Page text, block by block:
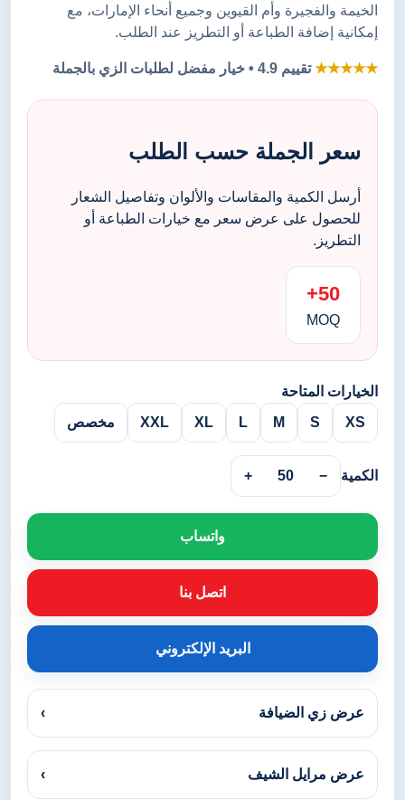
الخيمة والفجيرة وأم القيوين وجميع أنحاء الإمارات، مع
إمكانية إضافة الطباعة أو التطريز عند الطلب.
★★★★★تقييم 4.9 • خيار مفضل لطلبات الزي بالجملة
سعر الجملة حسب الطلب
أرسل الكمية والمقاسات والألوان وتفاصيل الشعار
للحصول على عرض سعر مع خيارات الطباعة أو
التطريز.
50+
MOQ
الخيارات المتاحة
XS
S
M
L
XL
XXL مخصص
الكمية −
50
+
واتساب
اتصل بنا
البريد الإلكتروني
عرض زي الضيافة ›
عرض مرايل الشيف ›